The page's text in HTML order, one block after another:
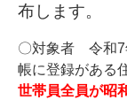
布します。
〇対象者 令和7
帳に登録がある
世帯員全員が昭